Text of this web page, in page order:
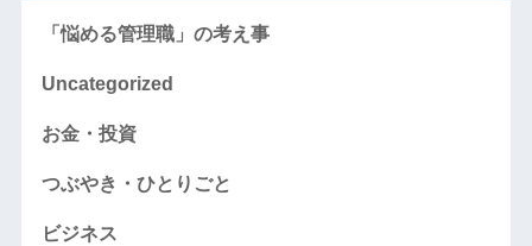
「悩める管理職」の考え事
Uncategorized
お金・投資
つぶやき・ひとりごと
ビジネス